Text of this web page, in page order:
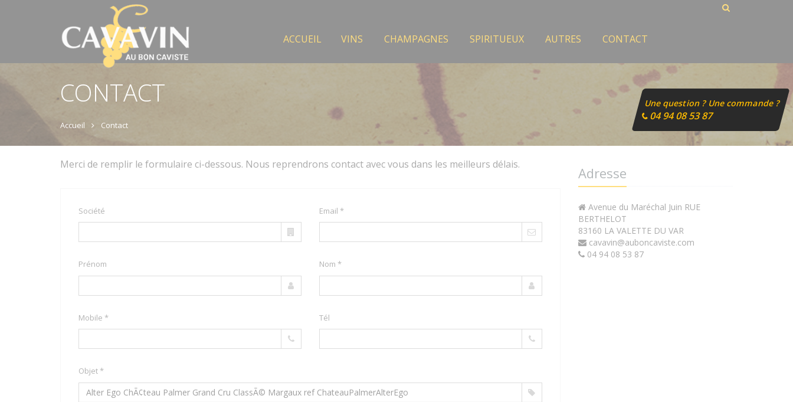
ACCUEIL VINS CHAMPAGNES SPIRITUEUX AUTRES CONTACT
CONTACT
Accueil Contact
Merci de remplir le formulaire ci-dessous. Nous reprendrons contact avec vous dans les meilleurs délais.
Société Email *
Prénom Nom *
Mobile * Tél
Objet *
Adresse
Avenue du Maréchal Juin RUE
BERTHELOT
83160 LA VALETTE DU VAR
cavavin@auboncaviste.com
04 94 08 53 87
Une question ? Une commande ?
04 94 08 53 87